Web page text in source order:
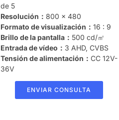
de 5
Resolución： 800 x 480
Formato de visualización： 16 : 9
Brillo de la pantalla： 500 cd/㎡
Entrada de vídeo： 3 AHD, CVBS
Tensión de alimentación： CC 12V-
36V
ENVIAR CONSULTA